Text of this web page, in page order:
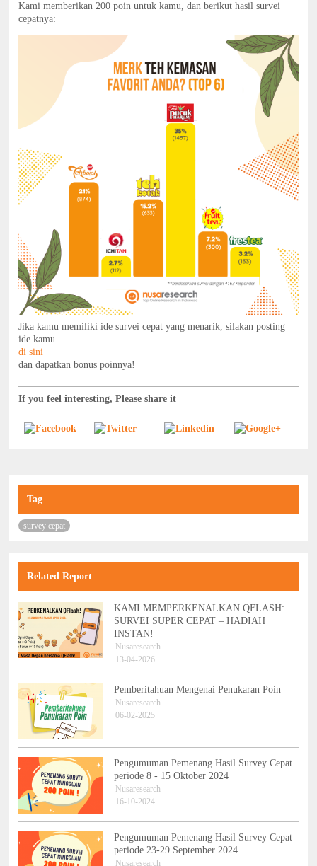
Kami memberikan 200 poin untuk kamu, dan berikut hasil survei
cepatnya:
Jika kamu memiliki ide survei cepat yang menarik, silakan posting
ide kamu
di sini
dan dapatkan bonus poinnya!
If you feel interesting, Please share it
Tag
survey cepat
Related Report
KAMI MEMPERKENALKAN QFLASH:
SURVEI SUPER CEPAT – HADIAH
INSTAN!
Nusaresearch
13-04-2026
Pemberitahuan Mengenai Penukaran Poin
Nusaresearch
06-02-2025
Pengumuman Pemenang Hasil Survey Cepat
periode 8 - 15 Oktober 2024
Nusaresearch
16-10-2024
Pengumuman Pemenang Hasil Survey Cepat
periode 23-29 September 2024
Nusaresearch